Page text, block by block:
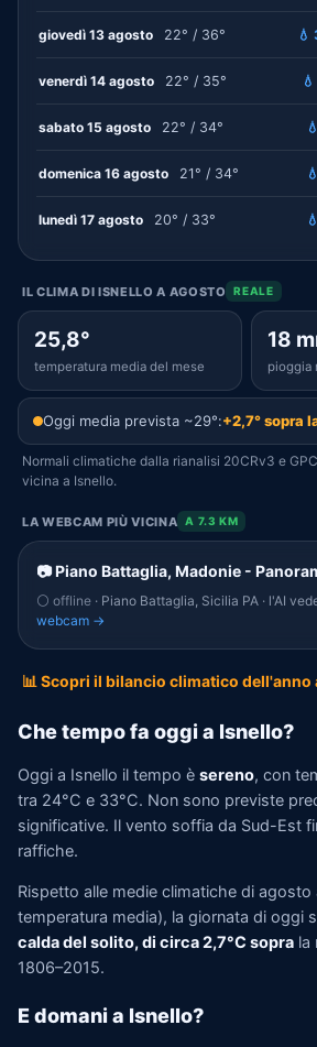
giovedì 13 agosto 22° / 36° 💧
venerdì 14 agosto 22° / 35°
sabato 15 agosto 22° / 34°
domenica 16 agosto 21° / 34°
lunedì 17 agosto 20° / 33°
IL CLIMA DI ISNELLO A AGOSTO REALE
25,8°
temperatura media del mese
18
pioggia
Oggi media prevista ~29°:+2,7° sopra
Normali climatiche dalla rianalisi 20CRv3 e
vicina a Isnello.
LA WEBCAM PIÙ VICINA A 7.3 KM
📷 Piano Battaglia, Madonie -
⚪ offline · Piano Battaglia, Sicilia PA · l'AI
webcam →
📊 Scopri il bilancio climatico dell'anno
Che tempo fa oggi a Isnello?
Oggi a Isnello il tempo è sereno, con
tra 24°C e 33°C. Non sono previste
significative. Il vento soffia da Sud-Est
raffiche.
Rispetto alle medie climatiche di agosto
temperatura media), la giornata di oggi
calda del solito, di circa 2,7°C sopra la
1806–2015.
E domani a Isnello?